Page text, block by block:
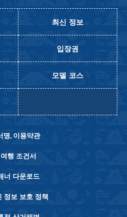
최신 정보
입장권
모델 코스
명, 이용약관
여행 조건서
너 다운로드
정보 보호 정책